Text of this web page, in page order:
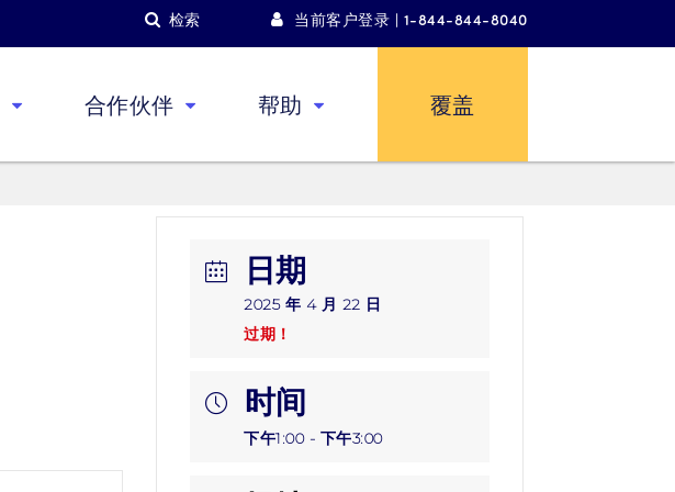
检索 当前客户登录 | 1-844-844-8040
合作伙伴 帮助 覆盖
日期
2025 年 4 月 22 日
过期！
时间
下午1:00 - 下午3:00